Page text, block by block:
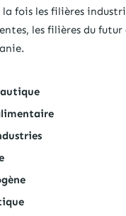
fois les filières
les filières du futur